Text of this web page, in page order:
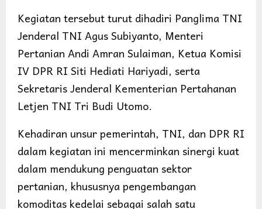
Kegiatan tersebut turut dihadiri Panglima TNI
Jenderal TNI Agus Subiyanto, Menteri
Pertanian Andi Amran Sulaiman, Ketua Komisi
IV DPR RI Siti Hediati Hariyadi, serta
Sekretaris Jenderal Kementerian Pertahanan
Letjen TNI Tri Budi Utomo.
Kehadiran unsur pemerintah, TNI, dan DPR RI
dalam kegiatan ini mencerminkan sinergi kuat
dalam mendukung penguatan sektor
pertanian, khususnya pengembangan
komoditas kedelai sebagai salah satu